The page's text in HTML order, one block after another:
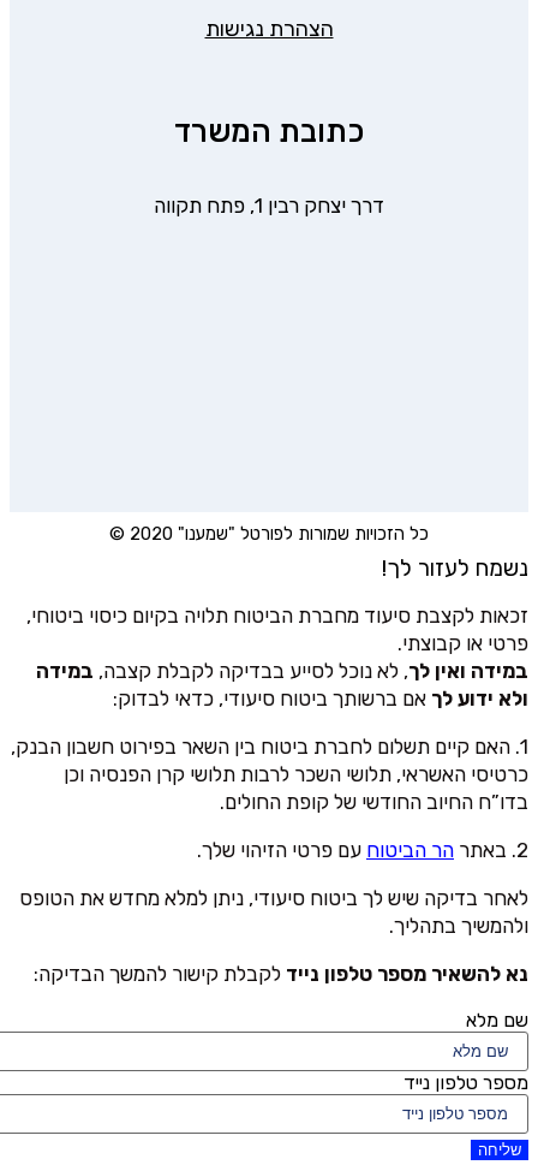
הצהרת נגישות
כתובת המשרד
דרך יצחק רבין 1, פתח תקווה
כל הזכויות שמורות לפורטל "שמענו" 2020 ©
נשמח לעזור לך!
זכאות לקצבת סיעוד מחברת הביטוח תלויה בקיום כיסוי ביטוחי,
פרטי או קבוצתי.
במידה ואין לך, לא נוכל לסייע בבדיקה לקבלת קצבה, במידה
ולא ידוע לך אם ברשותך ביטוח סיעודי, כדאי לבדוק:
1. האם קיים תשלום לחברת ביטוח בין השאר בפירוט חשבון הבנק,
כרטיסי האשראי, תלושי השכר לרבות תלושי קרן הפנסיה וכן
בדו”ח החיוב החודשי של קופת החולים.
2. באתר
הר הביטוח עם פרטי הזיהוי שלך.
לאחר בדיקה שיש לך ביטוח סיעודי, ניתן למלא מחדש את הטופס
ולהמשיך בתהליך.
נא להשאיר מספר טלפון נייד לקבלת קישור להמשך הבדיקה:
שם מלא
מספר טלפון נייד
שליחה